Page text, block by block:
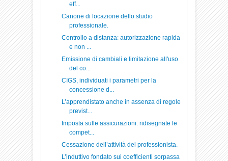
eff...
Canone di locazione dello studio
professionale.
Controllo a distanza: autorizzazione rapida
e non ...
Emissione di cambiali e limitazione all'uso
del co...
CIGS, individuati i parametri per la
concessione d...
L’apprendistato anche in assenza di regole
previst...
Imposta sulle assicurazioni: ridisegnate le
compet...
Cessazione dell’attività del professionista.
L’induttivo fondato sui coefficienti sorpassa